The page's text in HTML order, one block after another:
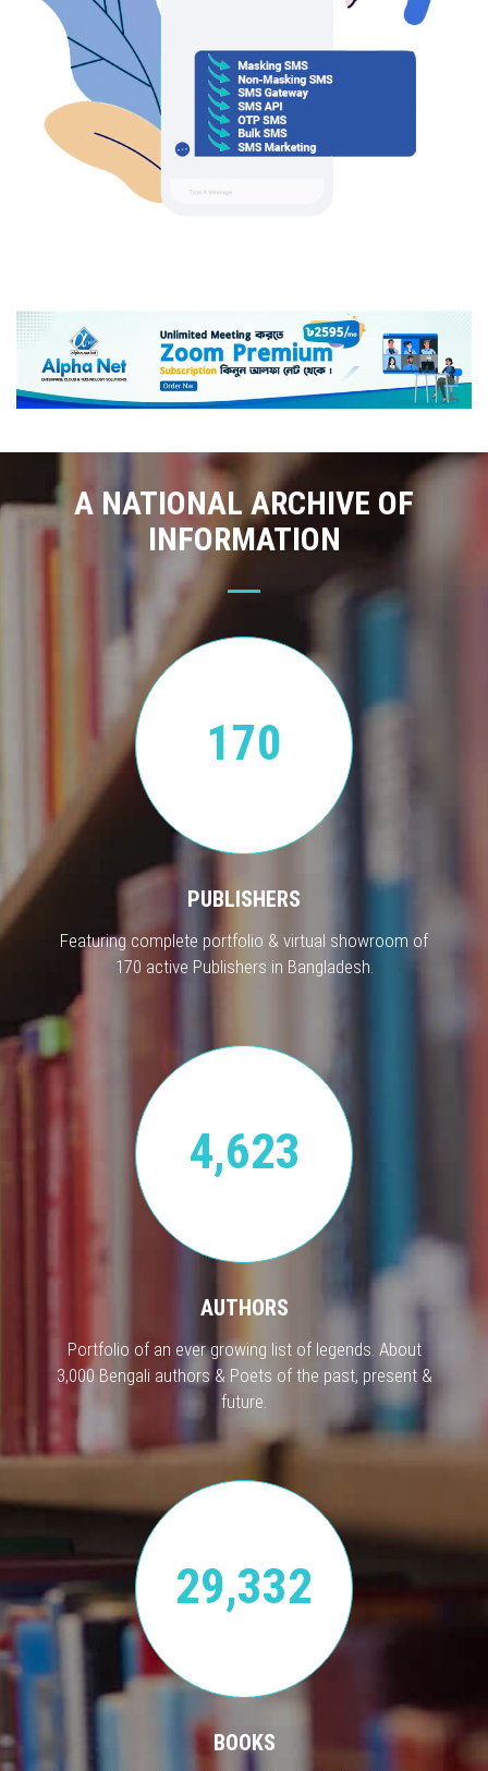
A NATIONAL ARCHIVE OF
INFORMATION
170
PUBLISHERS
Featuring complete portfolio & virtual showroom of
170 active Publishers in Bangladesh.
4,623
AUTHORS
Portfolio of an ever growing list of legends. About
3,000 Bengali authors & Poets of the past, present &
future.
29,332
BOOKS